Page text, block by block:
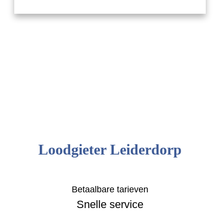
Loodgieter Leiderdorp
Betaalbare tarieven
Snelle service